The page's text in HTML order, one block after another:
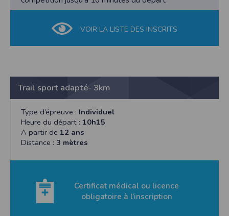
VOIR LA LISTE DES INSCRITS
Trail sport adapté- 3km
Type d’épreuve : Individuel
Heure du départ : 10h15
A partir de 12 ans
Distance : 3 mètres
Certificat médical ou licence
obligatoire à l’inscription